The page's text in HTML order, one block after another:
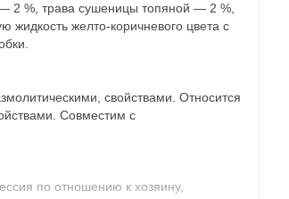
2 %, трава сушеницы топяной — 2 %,
желто-коричневого цвета с
свойствами. Относится
Совместим с
по отношению к хозяину,